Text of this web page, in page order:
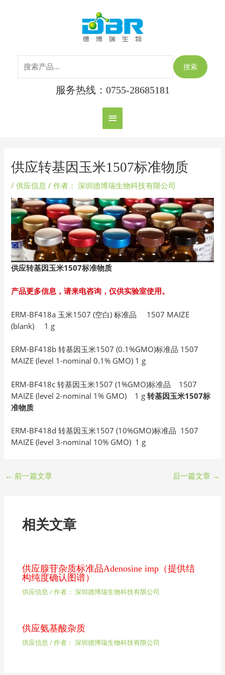
主
菜
单
搜索
服务热线：0755-28685181
供应转基因玉米1507标准物质
/供应信息 / 作者： 深圳德博瑞生物科技有限公司
供应转基因玉米1507标准物质
产品更多信息，请来电咨询，仅供实验室使用。
ERM-BF418a 玉米1507 (空白) 标准品 1507 MAIZE
(blank) 1 g
ERM-BF418b 转基因玉米1507 (0.1%GMO)标准品 1507
MAIZE (level 1-nominal 0.1% GMO) 1 g
ERM-BF418c 转基因玉米1507 (1%GMO)标准品 1507
MAIZE (level 2-nominal 1% GMO) 1 g转基因玉米1507标
准物质
ERM-BF418d 转基因玉米1507 (10%GMO)标准品 1507
MAIZE (level 3-nominal 10% GMO) 1 g
← 前一篇文章 后一篇文章 →
相关文章
供应腺苷杂质标准品Adenosine imp（提供结
构纯度确认图谱）
供应信息 / 作者： 深圳德博瑞生物科技有限公司
供应氨基酸杂质
供应信息 / 作者： 深圳德博瑞生物科技有限公司